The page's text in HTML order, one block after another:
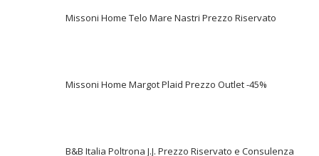
Missoni Home Telo Mare Nastri Prezzo Riservato
Missoni Home Margot Plaid Prezzo Outlet -45%
B&B Italia Poltrona J.J. Prezzo Riservato e Consulenza